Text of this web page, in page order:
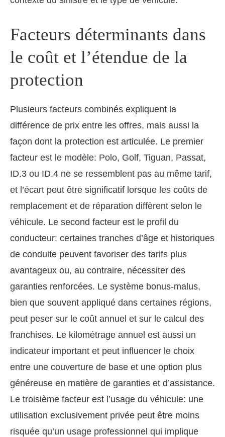
Facteurs déterminants dans
le coût et l’étendue de la
protection
Plusieurs facteurs combinés expliquent la
différence de prix entre les offres, mais aussi la
façon dont la protection est articulée. Le premier
facteur est le modèle: Polo, Golf, Tiguan, Passat,
ID.3 ou ID.4 ne se ressemblent pas au même tarif,
et l’écart peut être significatif lorsque les coûts de
remplacement et de réparation diffèrent selon le
véhicule. Le second facteur est le profil du
conducteur: certaines tranches d’âge et historiques
de conduite peuvent favoriser des tarifs plus
avantageux ou, au contraire, nécessiter des
garanties renforcées. Le système bonus-malus,
bien que souvent appliqué dans certaines régions,
peut peser sur le coût annuel et sur le calcul des
franchises. Le kilométrage annuel est aussi un
indicateur important et peut influencer le choix
entre une couverture de base et une option plus
généreuse en matière de garanties et d’assistance.
Le troisième facteur est l’usage du véhicule: une
utilisation exclusivement privée peut être moins
risquée qu’un usage professionnel qui implique